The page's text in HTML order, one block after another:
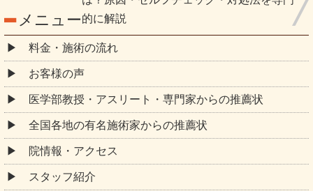
的に解説
メニュー
料金・施術の流れ
お客様の声
医学部教授・アスリート・専門家からの推薦状
全国各地の有名施術家からの推薦状
院情報・アクセス
スタッフ紹介